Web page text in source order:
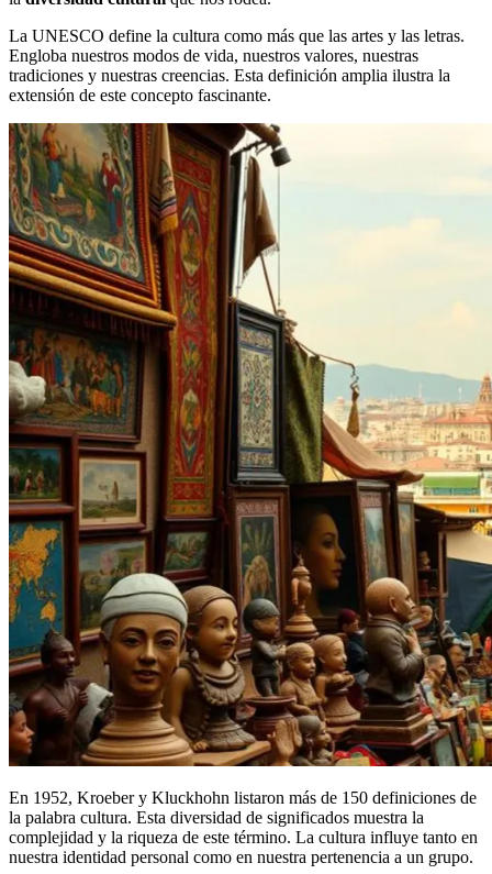
La UNESCO define la cultura como más que las artes y las letras.
Engloba nuestros modos de vida, nuestros valores, nuestras
tradiciones y nuestras creencias. Esta definición amplia ilustra la
extensión de este concepto fascinante.
En 1952, Kroeber y Kluckhohn listaron más de 150 definiciones de
la palabra cultura. Esta diversidad de significados muestra la
complejidad y la riqueza de este término. La cultura influye tanto en
nuestra identidad personal como en nuestra pertenencia a un grupo.